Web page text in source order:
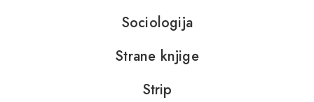
Sociologija
Strane knjige
Strip